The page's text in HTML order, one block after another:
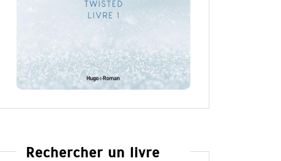
Rechercher un livre